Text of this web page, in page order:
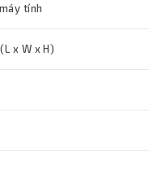
tính
x W x H)